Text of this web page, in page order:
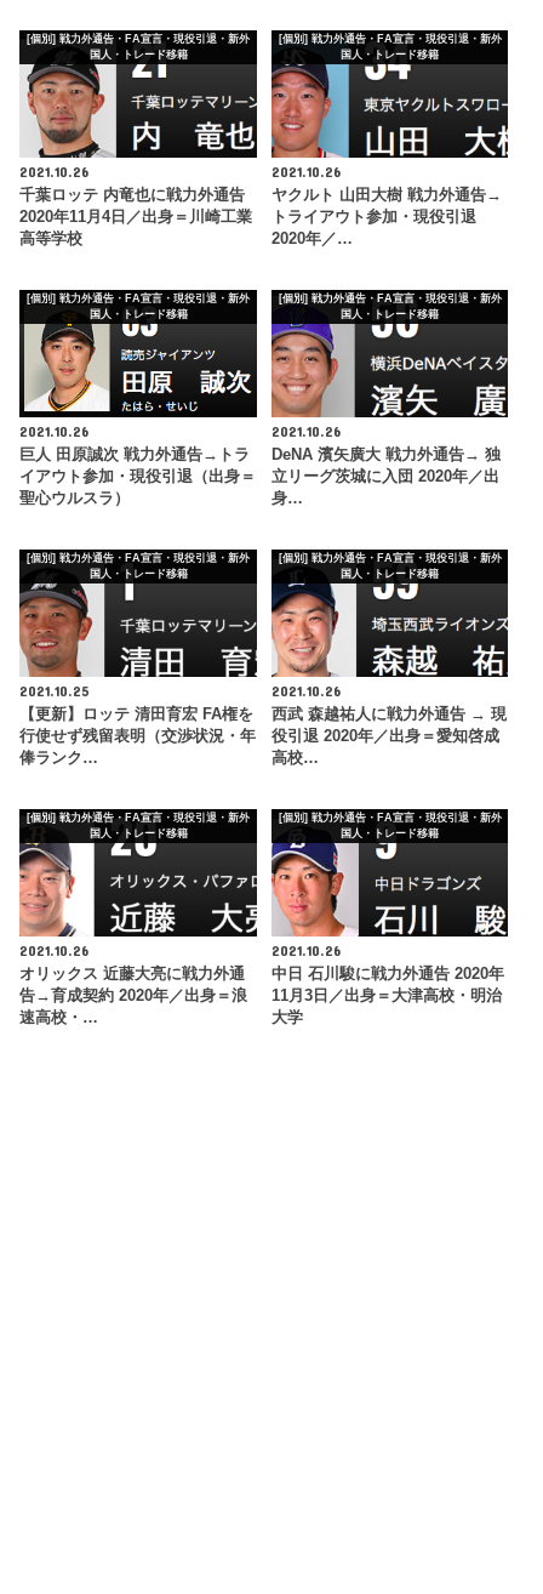
[個別] 戦力外通告・FA宣言・現役引退・新外
国人・トレード移籍
2021.10.26
千葉ロッテ 内竜也に戦力外通告
2020年11月4日／出身＝川崎工業
高等学校
[個別] 戦力外通告・FA宣言・現役引退・新外
国人・トレード移籍
2021.10.26
ヤクルト 山田大樹 戦力外通告→
トライアウト参加・現役引退
2020年／…
[個別] 戦力外通告・FA宣言・現役引退・新外
国人・トレード移籍
2021.10.26
巨人 田原誠次 戦力外通告→トラ
イアウト参加・現役引退（出身＝
聖心ウルスラ）
[個別] 戦力外通告・FA宣言・現役引退・新外
国人・トレード移籍
2021.10.26
DeNA 濱矢廣大 戦力外通告→ 独
立リーグ茨城に入団 2020年／出
身…
[個別] 戦力外通告・FA宣言・現役引退・新外
国人・トレード移籍
2021.10.25
【更新】ロッテ 清田育宏 FA権を
行使せず残留表明（交渉状況・年
俸ランク…
[個別] 戦力外通告・FA宣言・現役引退・新外
国人・トレード移籍
2021.10.26
西武 森越祐人に戦力外通告 → 現
役引退 2020年／出身＝愛知啓成
高校…
[個別] 戦力外通告・FA宣言・現役引退・新外
国人・トレード移籍
2021.10.26
オリックス 近藤大亮に戦力外通
告→育成契約 2020年／出身＝浪
速高校・…
[個別] 戦力外通告・FA宣言・現役引退・新外
国人・トレード移籍
2021.10.26
中日 石川駿に戦力外通告 2020年
11月3日／出身＝大津高校・明治
大学